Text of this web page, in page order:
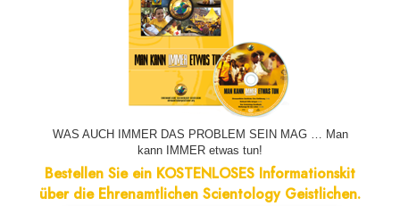
WAS AUCH IMMER DAS PROBLEM SEIN MAG … Man
kann IMMER etwas tun!
Bestellen Sie ein KOSTENLOSES Informationskit
über die Ehrenamtlichen Scientology Geistlichen.